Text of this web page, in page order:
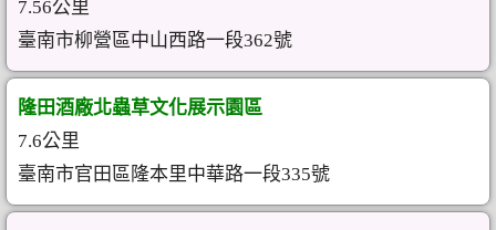
7.56公里
臺南市柳營區中山西路一段362號
隆田酒廠北蟲草文化展示園區
7.6公里
臺南市官田區隆本里中華路一段335號